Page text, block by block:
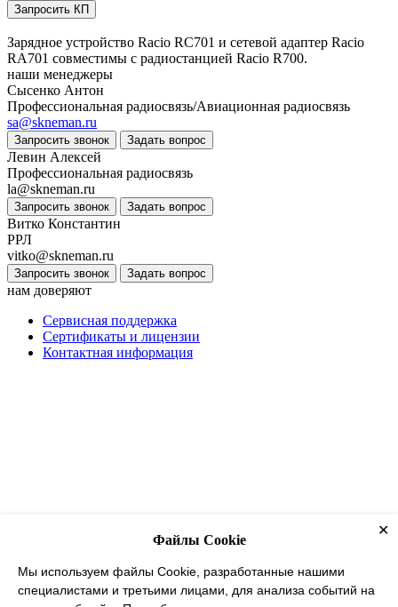
Запросить КП
Зарядное устройство Racio RC701 и сетевой адаптер Racio
RA701 совместимы с радиостанцией Racio R700.
наши менеджеры
Сысенко Антон
Профессиональная радиосвязь/Авиационная радиосвязь
sa@skneman.ru
Запросить звонок Задать вопрос
Левин Алексей
Профессиональная радиосвязь
la@skneman.ru
Запросить звонок Задать вопрос
Витко Константин
РРЛ
vitko@skneman.ru
Запросить звонок Задать вопрос
нам доверяют
Сервисная поддержка
Сертификаты и лицензии
Контактная информация
Файлы Cookie
Мы используем файлы Cookie, разработанные нашими
специалистами и третьими лицами, для анализа событий на
✕